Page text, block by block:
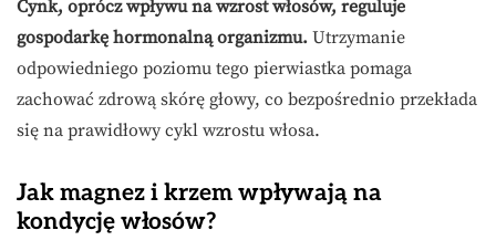
Cynk, oprócz wpływu na wzrost włosów, reguluje
gospodarkę hormonalną organizmu. Utrzymanie
odpowiedniego poziomu tego pierwiastka pomaga
zachować zdrową skórę głowy, co bezpośrednio przekłada
się na prawidłowy cykl wzrostu włosa.
Jak magnez i krzem wpływają na
kondycję włosów?